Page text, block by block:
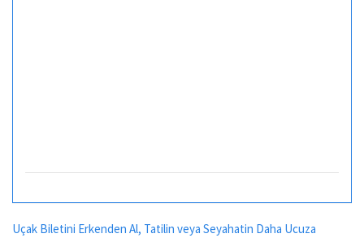
Uçak Biletini Erkenden Al, Tatilin veya Seyahatin Daha Ucuza